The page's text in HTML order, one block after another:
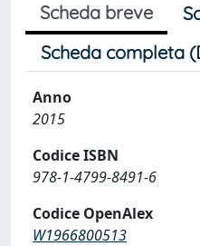
Scheda breve
Scheda completa
Anno
2015
Codice ISBN
978-1-4799-8491-6
Codice OpenAlex
W1966800513